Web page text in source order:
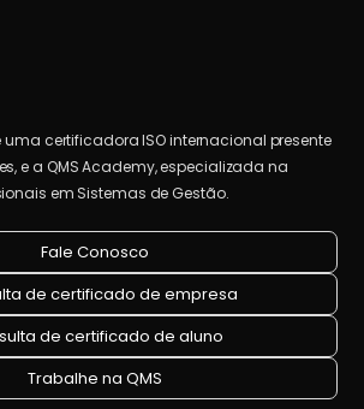
uma certificadora ISO internacional presente
e a QMS Academy, especializada na
em Sistemas de Gestão.
Fale Conosco
de certificado de empresa
de certificado de aluno
Trabalhe na QMS